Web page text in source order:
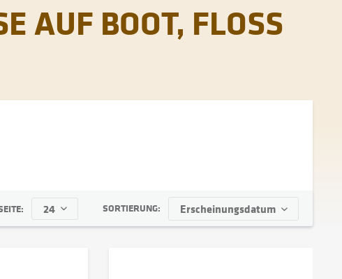
AUF BOOT, FLOSS
SORTIERUNG: